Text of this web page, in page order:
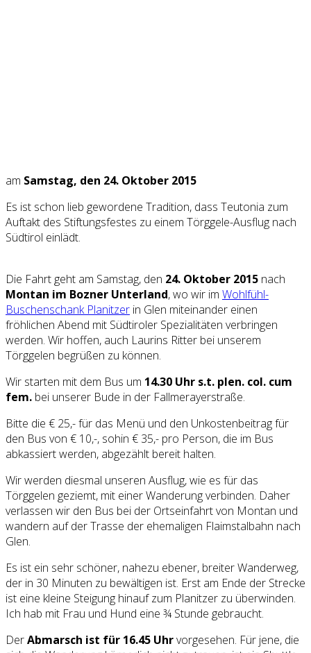
am Samstag, den 24. Oktober 2015
Es ist schon lieb gewordene Tradition, dass Teutonia zum
Auftakt des Stiftungsfestes zu einem Törggele-Ausflug nach
Südtirol einlädt.
Die Fahrt geht am Samstag, den 24. Oktober 2015 nach
Montan im Bozner Unterland, wo wir im Wohlfühl-
Buschenschank Planitzer in Glen miteinander einen
fröhlichen Abend mit Südtiroler Spezialitäten verbringen
werden. Wir hoffen, auch Laurins Ritter bei unserem
Törggelen begrüßen zu können.
Wir starten mit dem Bus um 14.30 Uhr s.t. plen. col. cum
fem. bei unserer Bude in der Fallmerayerstraße.
Bitte die € 25,- für das Menü und den Unkostenbeitrag für
den Bus von € 10,-, sohin € 35,- pro Person, die im Bus
abkassiert werden, abgezählt bereit halten.
Wir werden diesmal unseren Ausflug, wie es für das
Törggelen geziemt, mit einer Wanderung verbinden. Daher
verlassen wir den Bus bei der Ortseinfahrt von Montan und
wandern auf der Trasse der ehemaligen Flaimstalbahn nach
Glen.
Es ist ein sehr schöner, nahezu ebener, breiter Wanderweg,
der in 30 Minuten zu bewältigen ist. Erst am Ende der Strecke
ist eine kleine Steigung hinauf zum Planitzer zu überwinden.
Ich hab mit Frau und Hund eine ¾ Stunde gebraucht.
DerAbmarsch ist für 16.45 Uhrvorgesehen. Für jene, die